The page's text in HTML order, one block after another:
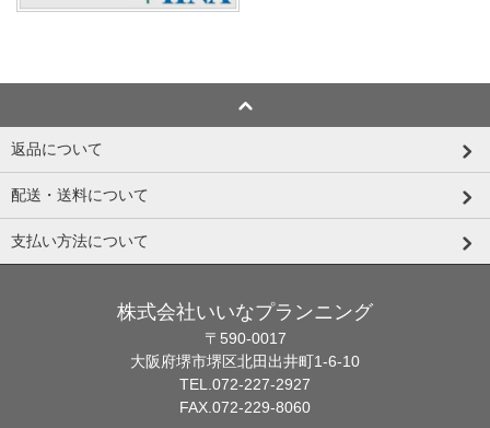
返品について
配送・送料について
支払い方法について
株式会社いいなプランニング
〒590-0017
大阪府堺市堺区北田出井町1-6-10
TEL.072-227-2927
FAX.072-229-8060